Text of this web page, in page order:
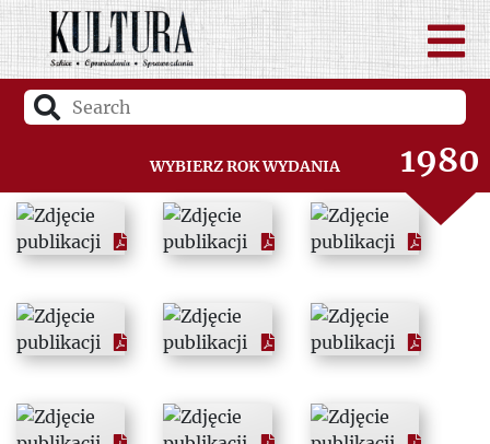
Wybierz rok wydania
1978
1979
1980
1981
1983
1984